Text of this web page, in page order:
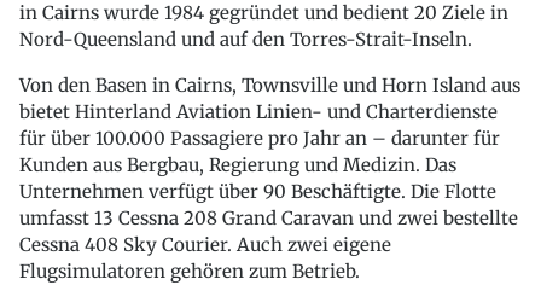
in Cairns wurde 1984 gegründet und bedient 20 Ziele in
Nord-Queensland und auf den Torres-Strait-Inseln.
Von den Basen in Cairns, Townsville und Horn Island aus
bietet Hinterland Aviation Linien- und Charterdienste
für über 100.000 Passagiere pro Jahr an – darunter für
Kunden aus Bergbau, Regierung und Medizin. Das
Unternehmen verfügt über 90 Beschäftigte. Die Flotte
umfasst 13 Cessna 208 Grand Caravan und zwei bestellte
Cessna 408 Sky Courier. Auch zwei eigene
Flugsimulatoren gehören zum Betrieb.